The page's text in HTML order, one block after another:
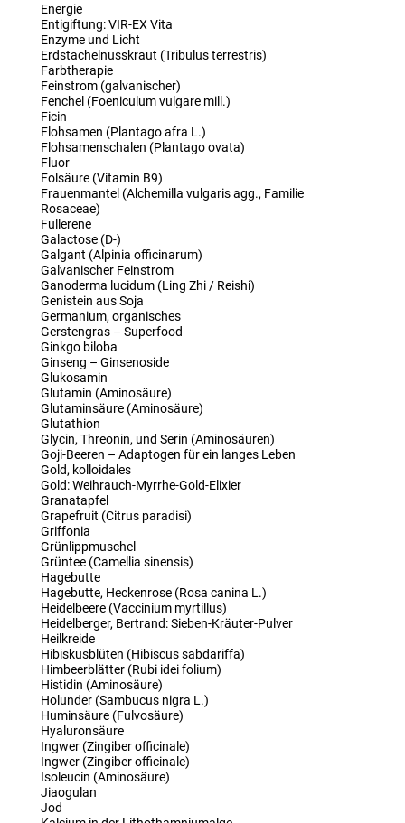
Energie
Entigiftung: VIR-EX Vita
Enzyme und Licht
Erdstachelnusskraut (Tribulus terrestris)
Farbtherapie
Feinstrom (galvanischer)
Fenchel (Foeniculum vulgare mill.)
Ficin
Flohsamen (Plantago afra L.)
Flohsamenschalen (Plantago ovata)
Fluor
Folsäure (Vitamin B9)
Frauenmantel (Alchemilla vulgaris agg., Familie
Rosaceae)
Fullerene
Galactose (D-)
Galgant (Alpinia officinarum)
Galvanischer Feinstrom
Ganoderma lucidum (Ling Zhi / Reishi)
Genistein aus Soja
Germanium, organisches
Gerstengras – Superfood
Ginkgo biloba
Ginseng – Ginsenoside
Glukosamin
Glutamin (Aminosäure)
Glutaminsäure (Aminosäure)
Glutathion
Glycin, Threonin, und Serin (Aminosäuren)
Goji-Beeren – Adaptogen für ein langes Leben
Gold, kolloidales
Gold: Weihrauch-Myrrhe-Gold-Elixier
Granatapfel
Grapefruit (Citrus paradisi)
Griffonia
Grünlippmuschel
Grüntee (Camellia sinensis)
Hagebutte
Hagebutte, Heckenrose (Rosa canina L.)
Heidelbeere (Vaccinium myrtillus)
Heidelberger, Bertrand: Sieben-Kräuter-Pulver
Heilkreide
Hibiskusblüten (Hibiscus sabdariffa)
Himbeerblätter (Rubi idei folium)
Histidin (Aminosäure)
Holunder (Sambucus nigra L.)
Huminsäure (Fulvosäure)
Hyaluronsäure
Ingwer (Zingiber officinale)
Ingwer (Zingiber officinale)
Isoleucin (Aminosäure)
Jiaogulan
Jod